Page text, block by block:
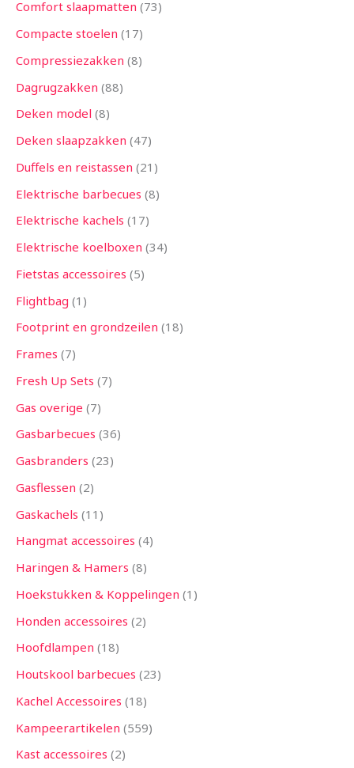
Comfort slaapmatten 73
Compacte stoelen 17
Compressiezakken 8
Dagrugzakken 88
Deken model 8
Deken slaapzakken 47
Duffels en reistassen 21
Elektrische barbecues 8
Elektrische kachels 17
Elektrische koelboxen 34
Fietstas accessoires 5
Flightbag 1
Footprint en grondzeilen 18
Frames 7
Fresh Up Sets 7
Gas overige 7
Gasbarbecues 36
Gasbranders 23
Gasflessen 2
Gaskachels 11
Hangmat accessoires 4
Haringen & Hamers 8
Hoekstukken & Koppelingen 1
Honden accessoires 2
Hoofdlampen 18
Houtskool barbecues 23
Kachel Accessoires 18
Kampeerartikelen 559
Kast accessoires 2